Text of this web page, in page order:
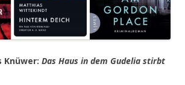
Knüwer: Das Haus in dem Gudelia stirbt